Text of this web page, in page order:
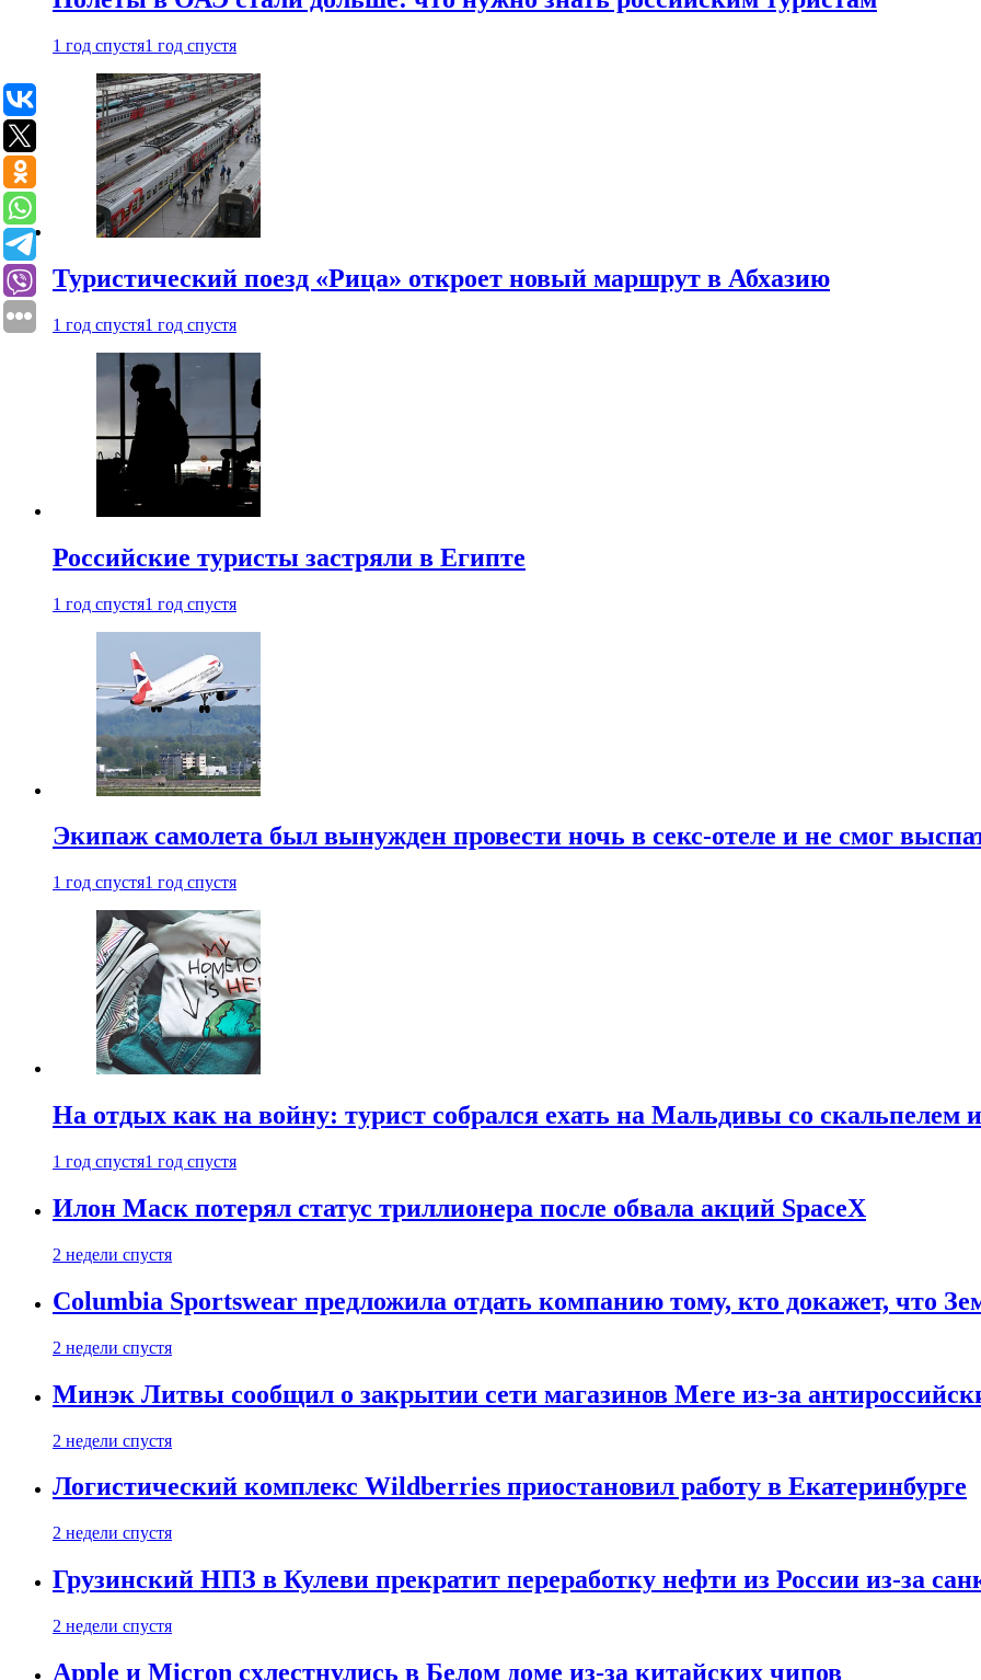
1 год спустя1 год спустя
Туристический поезд «Рица» откроет новый маршрут в Абхазию
1 год спустя1 год спустя
Российские туристы застряли в Египте
1 год спустя1 год спустя
Экипаж самолета был вынужден провести ночь в секс-отеле и не смог
1 год спустя1 год спустя
На отдых как на войну: турист собрался ехать на Мальдивы со скальпелем
1 год спустя1 год спустя
Илон Маск потерял статус триллионера после обвала акций SpaceX
2 недели спустя
Columbia Sportswear предложила отдать компанию тому, кто докажет, что
2 недели спустя
Минэк Литвы сообщил о закрытии сети магазинов Mere из-за
2 недели спустя
Логистический комплекс Wildberries приостановил работу в Екатеринбурге
2 недели спустя
Грузинский НПЗ в Кулеви прекратит переработку нефти из России из-за
2 недели спустя
Apple и Micron схлестнулись в Белом доме из-за китайских чипов